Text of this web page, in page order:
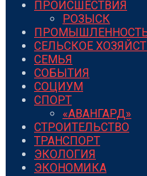
ПРОИСШЕСТВИЯ
РОЗЫСК
СЕЛЬСКОЕ
СЕМЬЯ
СОБЫТИЯ
СОЦИУМ
СПОРТ
«АВАНГАРД»
СТРОИТЕЛЬСТВО
ТРАНСПОРТ
ЭКОЛОГИЯ
ЭКОНОМИКА